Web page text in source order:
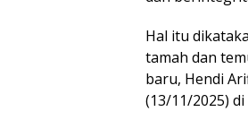
Hal itu
tamah dan
baru, Hendi
(13/11/2025)